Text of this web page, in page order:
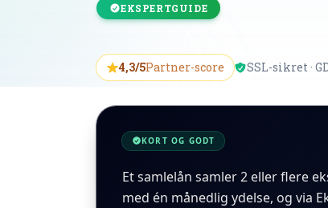
EKSPERTGUIDE
4,3/5Partner-score SSL-sikret ·
KORT OG GODT
Et samlelån samler 2 eller flere
med én månedlig ydelse, og via